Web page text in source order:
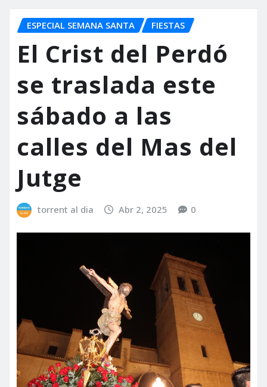
ESPECIAL SEMANA SANTA FIESTAS
El Crist del Perdó
se traslada este
sábado a las
calles del Mas del
Jutge
torrent al dia Abr 2, 2025 0